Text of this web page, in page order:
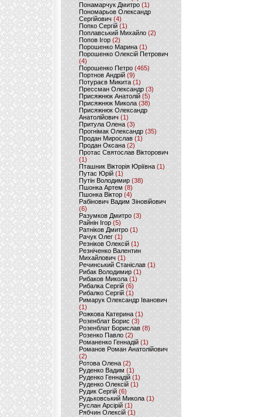
Понамарчук Дмитро (1)
Пономарьов Олександр
Сергійович(4)
Попко Сергій (1)
Поплавський Михайло (2)
Попов Ігор(2)
Порошенко Марина (1)
Порошенко Олексій Петрович
(4)
Порошенко Петро (465)
Портнов Андрій (9)
Потураєв Микита(1)
Прессман Олександр(3)
Присяжнюк Анатолій (5)
Присяжнюк Микола (38)
Присяжнюк Олександр
Анатолійович (1)
Притула Олена (3)
Прогнімак Олександр(35)
Продан Мирослав(1)
Продан Оксана (2)
Протас Святослав Вікторович
(1)
Пташник Вікторія Юріївна (1)
Путас Юрій (1)
Путін Володимир(38)
Пшонка Артем (8)
Пшонка Віктор(4)
Рабінович Вадим Зіновійович
(6)
Разумков Дмитро (3)
Райнін Ігор(5)
Ратніков Дмитро (1)
Рачук Олег (1)
Резніков Олексій(1)
Резніченко Валентин
Михайлович (1)
Речинський Станіслав (1)
Рибак Володимир(1)
Рибаков Микола(1)
Рибалка Сергій (6)
Рибалко Сергій (1)
Римарук Олександр Іванович
(1)
Рожкова Катерина(1)
Розенблат Борис (3)
Розенблат Борислав (8)
Розенко Павло (2)
Романенко Геннадій (1)
Романов Роман Анатолійович
(2)
Ротова Олена(2)
Руденко Вадим (1)
Руденко Геннадій (1)
Руденко Олексій(1)
Рудик Сергій(6)
Рудьковський Микола (1)
Руслан Арсірій(1)
Рябчин Олексій (1)